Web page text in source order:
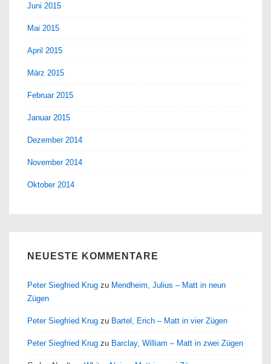
Juni 2015
Mai 2015
April 2015
März 2015
Februar 2015
Januar 2015
Dezember 2014
November 2014
Oktober 2014
NEUESTE KOMMENTARE
Peter Siegfried Krug zu Mendheim, Julius – Matt in neun
Zügen
Peter Siegfried Krug zu Bartel, Erich – Matt in vier Zügen
Peter Siegfried Krug zu Barclay, William – Matt in zwei Zügen